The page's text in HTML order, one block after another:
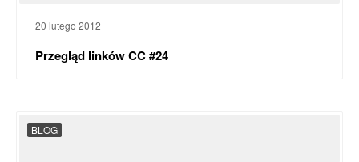
20 lutego 2012
Przegląd linków CC #24
BLOG